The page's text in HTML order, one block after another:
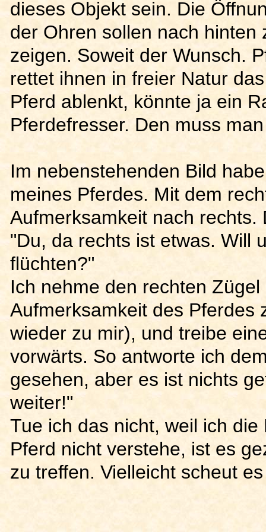
dieses Objekt sein. Die
der Ohren sollen nach hinten
zeigen. Soweit der Wunsch.
rettet ihnen in freier Natur
Pferd ablenkt, könnte ja ein
Pferdefresser. Den muss
Im nebenstehenden Bild
meines Pferdes. Mit dem
Aufmerksamkeit nach
"Du, da rechts ist etwas. Will
flüchten?"
Ich nehme den rechten
Aufmerksamkeit des Pferdes
wieder zu mir), und treibe
vorwärts. So antworte ich
gesehen, aber es ist nichts
weiter!"
Tue ich das nicht, weil ich
Pferd nicht verstehe, ist es
zu treffen. Vielleicht scheut